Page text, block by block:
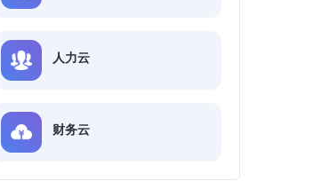
人力云
财务云